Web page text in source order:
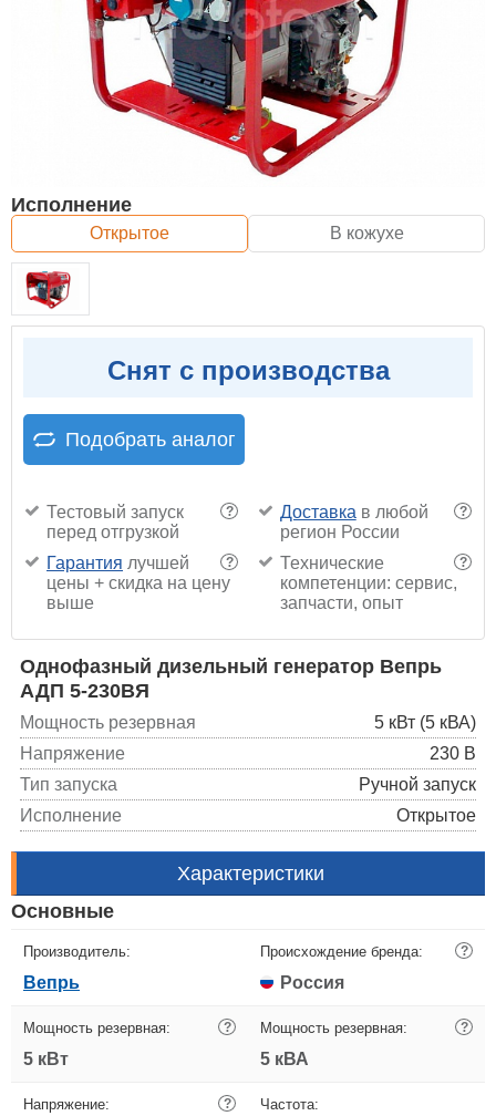
Исполнение
Открытое В кожухе
Снят с производства
Подобрать аналог
?
Тестовый запуск
перед отгрузкой
?
Доставка в любой
регион России
?
Гарантия лучшей
цены + скидка на цену
выше
?
Технические
компетенции: сервис,
запчасти, опыт
Однофазный дизельный генератор Вепрь
АДП 5-230ВЯ
Мощность резервная
5 кВт (5 кВА)
Напряжение
230 В
Тип запуска
Ручной запуск
Исполнение
Открытое
Характеристики
Основные
Производитель:
Вепрь
Происхождение бренда: ?
Россия
Мощность резервная: ?
5 кВт
Мощность резервная: ?
5 кВА
Напряжение: ? Частота: